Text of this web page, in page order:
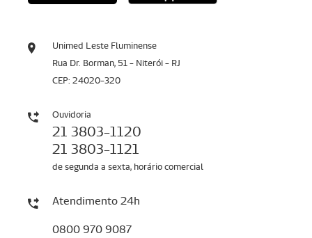
Unimed Leste Fluminense
Rua Dr. Borman, 51 - Niterói - RJ
CEP: 24020-320
Ouvidoria
21 3803-1120
21 3803-1121
de segunda a sexta, horário comercial
Atendimento 24h
0800 970 9087